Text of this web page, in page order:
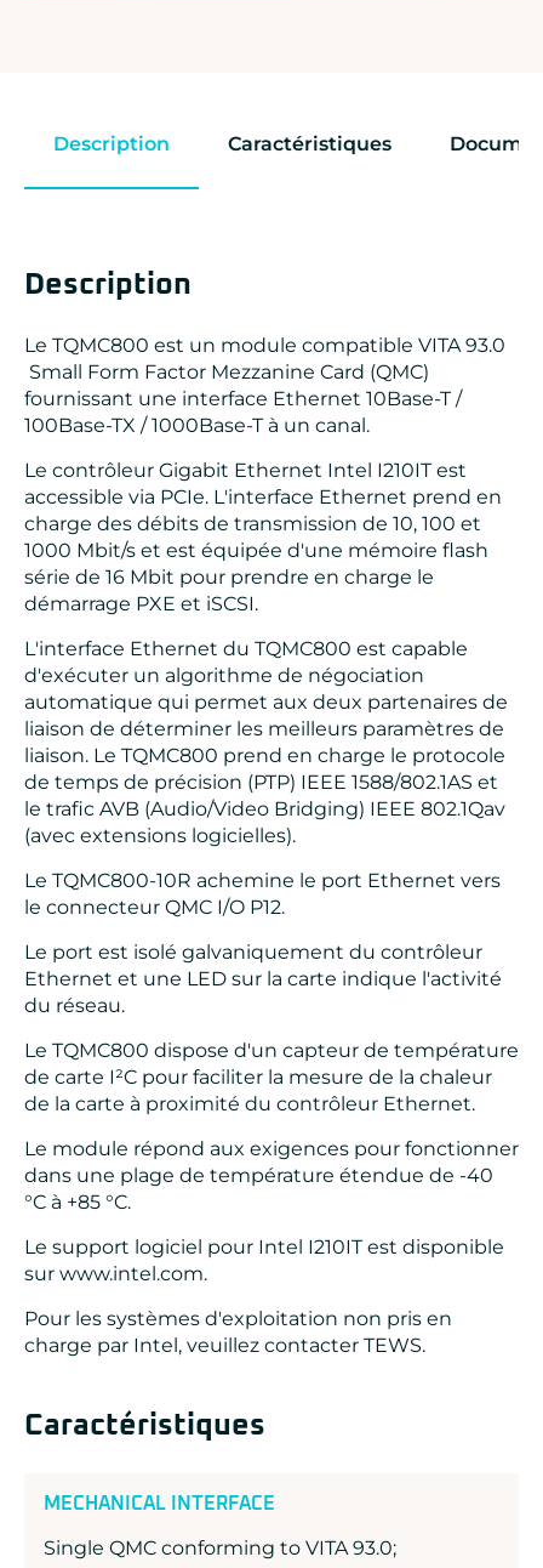
Description Caractéristiques
Description
Le TQMC800 est un module compatible VITA 93.0
Small Form Factor Mezzanine Card (QMC)
fournissant une interface Ethernet 10Base-T /
100Base-TX / 1000Base-T à un canal.
Le contrôleur Gigabit Ethernet Intel I210IT est
accessible via PCIe. L'interface Ethernet prend en
charge des débits de transmission de 10, 100 et
1000 Mbit/s et est équipée d'une mémoire flash
série de 16 Mbit pour prendre en charge le
démarrage PXE et iSCSI.
L'interface Ethernet du TQMC800 est capable
d'exécuter un algorithme de négociation
automatique qui permet aux deux partenaires de
liaison de déterminer les meilleurs paramètres de
liaison. Le TQMC800 prend en charge le protocole
de temps de précision (PTP) IEEE 1588/802.1AS et
le trafic AVB (Audio/Video Bridging) IEEE 802.1Qav
(avec extensions logicielles).
Le TQMC800-10R achemine le port Ethernet vers
le connecteur QMC I/O P12.
Le port est isolé galvaniquement du contrôleur
Ethernet et une LED sur la carte indique l'activité
du réseau.
Le TQMC800 dispose d'un capteur de température
de carte I²C pour faciliter la mesure de la chaleur
de la carte à proximité du contrôleur Ethernet.
Le module répond aux exigences pour fonctionner
dans une plage de température étendue de -40
°C à +85 °C.
Le support logiciel pour Intel I210IT est disponible
sur www.intel.com.
Pour les systèmes d'exploitation non pris en
charge par Intel, veuillez contacter TEWS.
Caractéristiques
MECHANICAL INTERFACE
Single QMC conforming to VITA 93.0;